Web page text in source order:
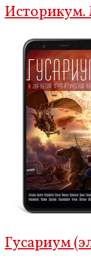
Историкум.
Гусариум